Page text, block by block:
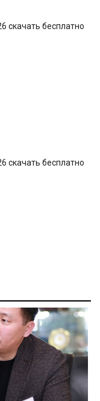
скачать бесплатно
скачать бесплатно